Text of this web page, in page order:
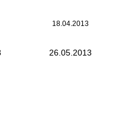
18.04.2013
26.05.2013